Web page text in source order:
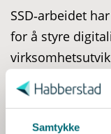
Samtykke
m
SSD‑arbeidet
for å styre
tydeliggjort
skape økt fart,
digitale